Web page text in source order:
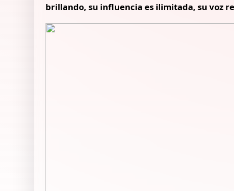
brillando, su influencia es ilimitada, su voz